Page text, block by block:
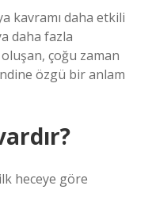
kavramı daha etkili
daha fazla
çoğu zaman
özgü bir anlam
heceye göre